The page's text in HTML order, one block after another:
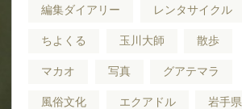
編集ダイアリー レンタサイクル
ちよくる 玉川大師 散歩
マカオ 写真 グアテマラ
風俗文化 エクアドル 岩手県